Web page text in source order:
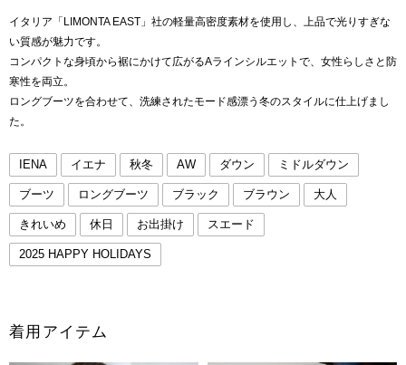
イタリア「LIMONTA EAST」社の軽量高密度素材を使用し、上品で光りすぎな
い質感が魅力です。
コンパクトな身頃から裾にかけて広がるAラインシルエットで、女性らしさと防
寒性を両立。
ロングブーツを合わせて、洗練されたモード感漂う冬のスタイルに仕上げまし
た。
IENA イエナ 秋冬 AW ダウン ミドルダウン
ブーツ ロングブーツ ブラック ブラウン 大人
きれいめ 休日 お出掛け スエード
2025 HAPPY HOLIDAYS
着用アイテム